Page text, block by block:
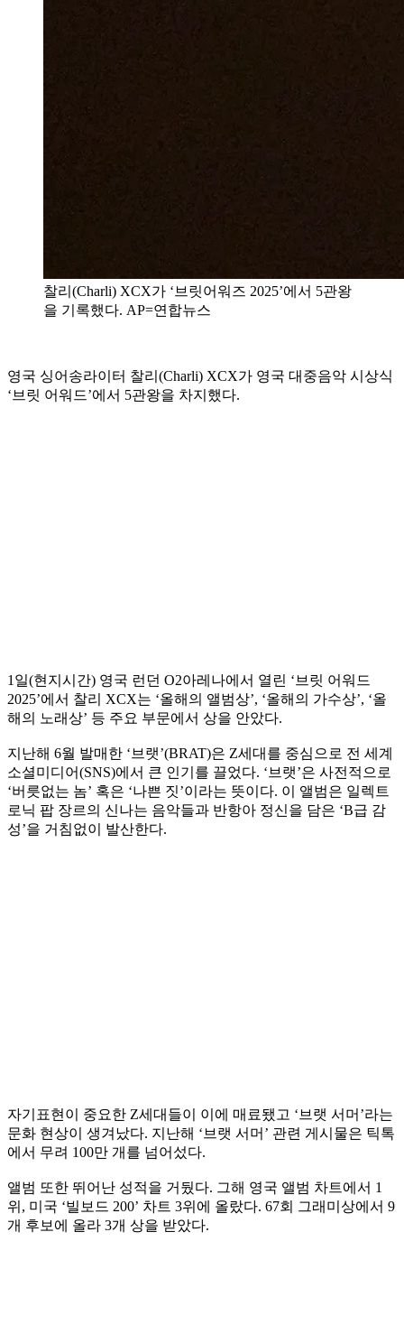
찰리(Charli) XCX가 ‘브릿어워즈 2025’에서 5관왕
을 기록했다. AP=연합뉴스
영국 싱어송라이터 찰리(Charli) XCX가 영국 대중음악 시상식
‘브릿 어워드’에서 5관왕을 차지했다.
1일(현지시간) 영국 런던 O2아레나에서 열린 ‘브릿 어워드
2025’에서 찰리 XCX는 ‘올해의 앨범상’, ‘올해의 가수상’, ‘올
해의 노래상’ 등 주요 부문에서 상을 안았다.
지난해 6월 발매한 ‘브랫’(BRAT)은 Z세대를 중심으로 전 세계
소셜미디어(SNS)에서 큰 인기를 끌었다. ‘브랫’은 사전적으로
‘버릇없는 놈’ 혹은 ‘나쁜 짓’이라는 뜻이다. 이 앨범은 일렉트
로닉 팝 장르의 신나는 음악들과 반항아 정신을 담은 ‘B급 감
성’을 거침없이 발산한다.
자기표현이 중요한 Z세대들이 이에 매료됐고 ‘브랫 서머’라는
문화 현상이 생겨났다. 지난해 ‘브랫 서머’ 관련 게시물은 틱톡
에서 무려 100만 개를 넘어섰다.
앨범 또한 뛰어난 성적을 거뒀다. 그해 영국 앨범 차트에서 1
위, 미국 ‘빌보드 200’ 차트 3위에 올랐다. 67회 그래미상에서 9
개 후보에 올라 3개 상을 받았다.